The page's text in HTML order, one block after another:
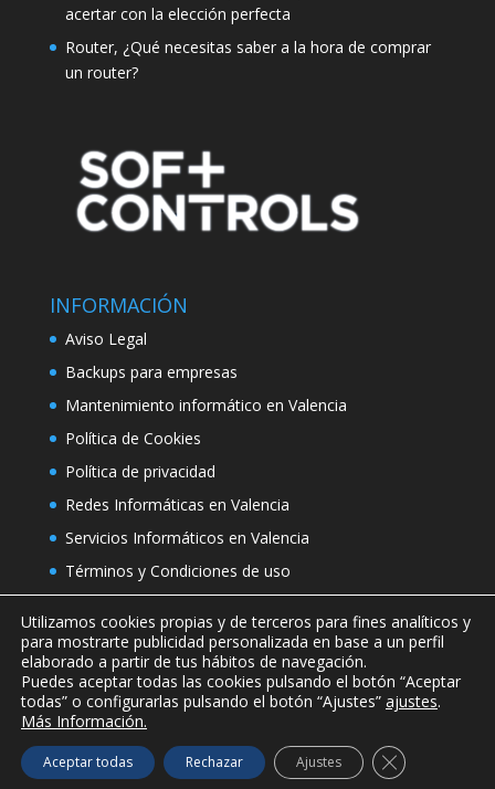
acertar con la elección perfecta
Router, ¿Qué necesitas saber a la hora de comprar
un router?
INFORMACIÓN
Aviso Legal
Backups para empresas
Mantenimiento informático en Valencia
Política de Cookies
Política de privacidad
Redes Informáticas en Valencia
Servicios Informáticos en Valencia
Términos y Condiciones de uso
Copyright © 2019 Soft Controls Soluciones
Audiovisuales SL
Utilizamos cookies propias y de terceros para fines analíticos y
para mostrarte publicidad personalizada en base a un perfil
elaborado a partir de tus hábitos de navegación.
Puedes aceptar todas las cookies pulsando el botón “Aceptar
todas” o configurarlas pulsando el botón “Ajustes” ajustes.
Más Información.
Aceptar todas Rechazar Ajustes Cerrar el